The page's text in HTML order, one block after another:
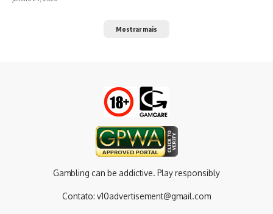
Mostrar mais
Gambling can be addictive. Play responsibly
Contato: v10advertisement@gmail.com